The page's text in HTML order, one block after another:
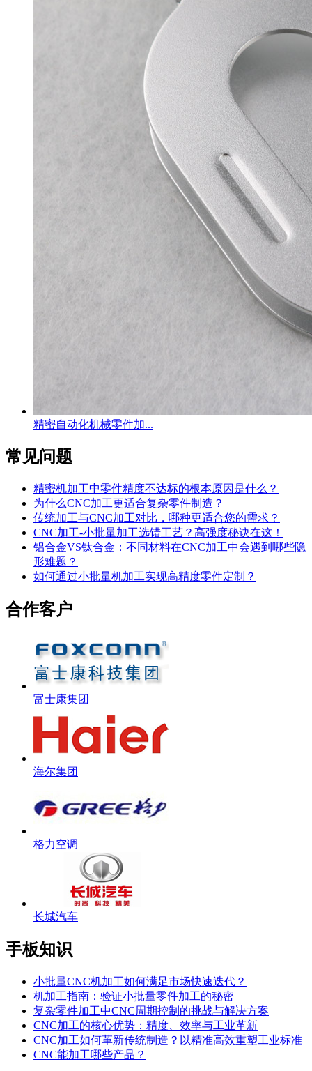
精密自动化机械零件加...
常见问题
精密机加工中零件精度不达标的根本原因是什么？
为什么CNC加工更适合复杂零件制造？
传统加工与CNC加工对比，哪种更适合您的需求？
CNC加工-小批量加工选错工艺？高强度秘诀在这！
铝合金VS钛合金：不同材料在CNC加工中会遇到哪些隐
形难题？
如何通过小批量机加工实现高精度零件定制？
合作客户
富士康集团
海尔集团
格力空调
长城汽车
手板知识
小批量CNC机加工如何满足市场快速迭代？
机加工指南：验证小批量零件加工的秘密
复杂零件加工中CNC周期控制的挑战与解决方案
CNC加工的核心优势：精度、效率与工业革新
CNC加工如何革新传统制造？以精准高效重塑工业标准
CNC能加工哪些产品？